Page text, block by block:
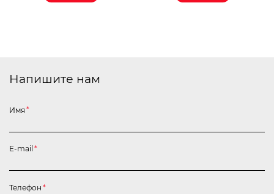
Напишите нам
Имя *
E-mail *
Телефон *